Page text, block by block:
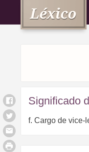
Significado
f. Cargo de vice-